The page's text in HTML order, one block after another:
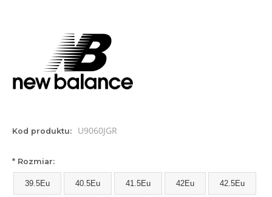
Kod produktu: U9060JGR
* Rozmiar:
39.5Eu 40.5Eu 41.5Eu 42Eu 42.5Eu